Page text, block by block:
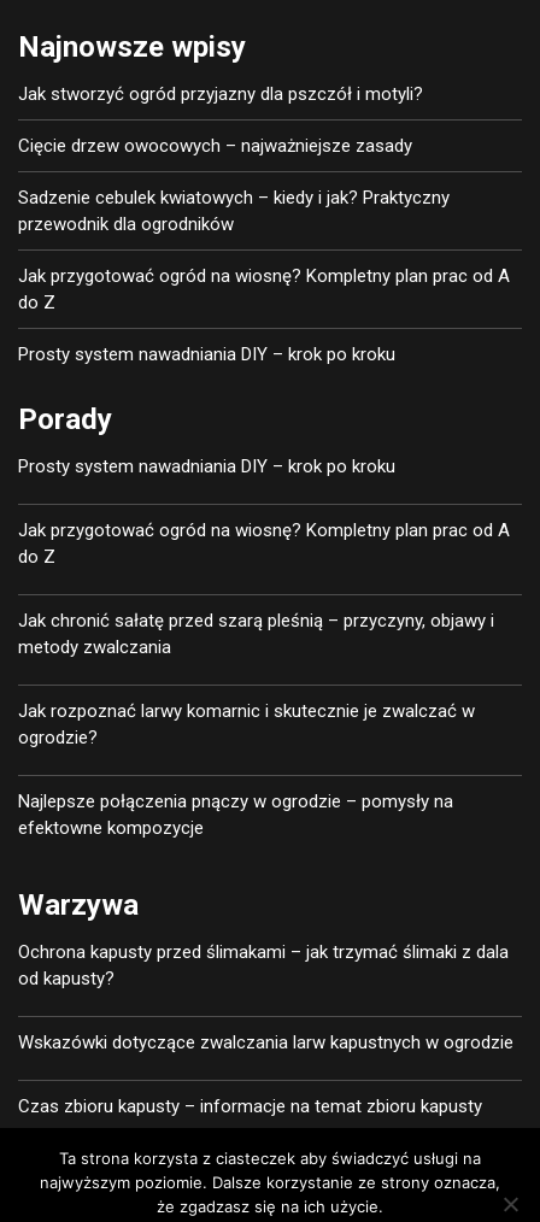
Najnowsze wpisy
Jak stworzyć ogród przyjazny dla pszczół i motyli?
Cięcie drzew owocowych – najważniejsze zasady
Sadzenie cebulek kwiatowych – kiedy i jak? Praktyczny
przewodnik dla ogrodników
Jak przygotować ogród na wiosnę? Kompletny plan prac od A
do Z
Prosty system nawadniania DIY – krok po kroku
Porady
Prosty system nawadniania DIY – krok po kroku
Jak przygotować ogród na wiosnę? Kompletny plan prac od A
do Z
Jak chronić sałatę przed szarą pleśnią – przyczyny, objawy i
metody zwalczania
Jak rozpoznać larwy komarnic i skutecznie je zwalczać w
ogrodzie?
Najlepsze połączenia pnączy w ogrodzie – pomysły na
efektowne kompozycje
Warzywa
Ochrona kapusty przed ślimakami – jak trzymać ślimaki z dala
od kapusty?
Wskazówki dotyczące zwalczania larw kapustnych w ogrodzie
Czas zbioru kapusty – informacje na temat zbioru kapusty
Czy można przycinać kapustę? Informacje o przycinaniu liści
kapusty
Ta strona korzysta z ciasteczek aby świadczyć usługi na
najwyższym poziomie. Dalsze korzystanie ze strony oznacza,
że zgadzasz się na ich użycie.